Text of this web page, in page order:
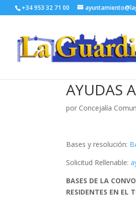
+34 953 32 71 00
AYUDAS
por Concejalía
Bases y resolución:
Solicitud Rellenable:
BASES DE LA
RESIDENTES EN EL